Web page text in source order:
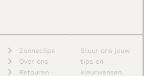
Zonneclips
Over ons
Retouren
Stuur ons jouw
tips en
kleurwensen.